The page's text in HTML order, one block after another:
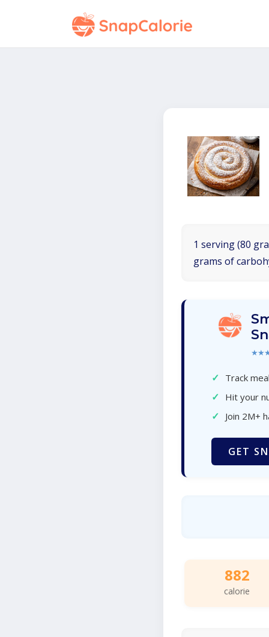
1 serving (80
grams of
✓ Track
✓ Hit your
✓ Join 2M+
GET
882
calorie